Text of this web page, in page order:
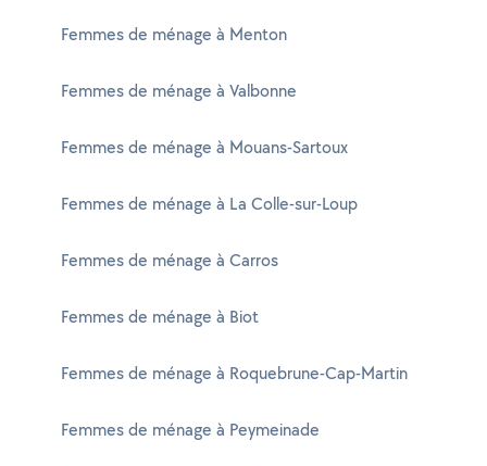
Femmes de ménage à Menton
Femmes de ménage à Valbonne
Femmes de ménage à Mouans-Sartoux
Femmes de ménage à La Colle-sur-Loup
Femmes de ménage à Carros
Femmes de ménage à Biot
Femmes de ménage à Roquebrune-Cap-Martin
Femmes de ménage à Peymeinade